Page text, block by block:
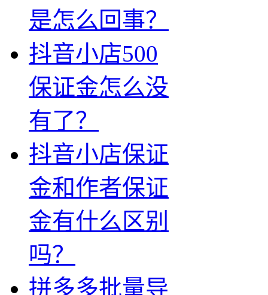
是怎么回事？
抖音小店500
保证金怎么没
有了？
抖音小店保证
金和作者保证
金有什么区别
吗？
拼多多批量导